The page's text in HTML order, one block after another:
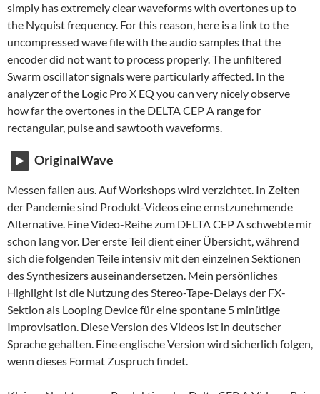
simply has extremely clear waveforms with overtones up to
the Nyquist frequency. For this reason, here is a link to the
uncompressed wave file with the audio samples that the
encoder did not want to process properly. The unfiltered
Swarm oscillator signals were particularly affected. In the
analyzer of the Logic Pro X EQ you can very nicely observe
how far the overtones in the DELTA CEP A range for
rectangular, pulse and sawtooth waveforms.
OriginalWave
Messen fallen aus. Auf Workshops wird verzichtet. In Zeiten
der Pandemie sind Produkt-Videos eine ernstzunehmende
Alternative. Eine Video-Reihe zum DELTA CEP A schwebte mir
schon lang vor. Der erste Teil dient einer Übersicht, während
sich die folgenden Teile intensiv mit den einzelnen Sektionen
des Synthesizers auseinandersetzen. Mein persönliches
Highlight ist die Nutzung des Stereo-Tape-Delays der FX-
Sektion als Looping Device für eine spontane 5 minütige
Improvisation. Diese Version des Videos ist in deutscher
Sprache gehalten. Eine englische Version wird sicherlich folgen,
wenn dieses Format Zuspruch findet.